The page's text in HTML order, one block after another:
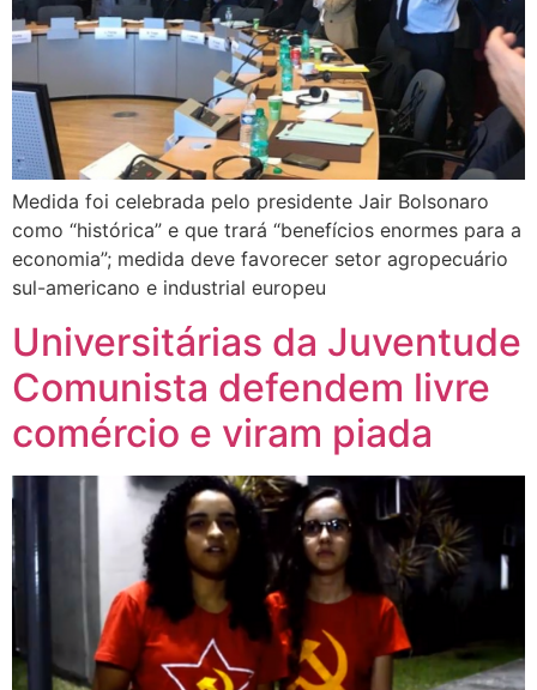
Medida foi celebrada pelo presidente Jair Bolsonaro
como “histórica” e que trará “benefícios enormes para a
economia”; medida deve favorecer setor agropecuário
sul-americano e industrial europeu
Universitárias da Juventude
Comunista defendem livre
comércio e viram piada